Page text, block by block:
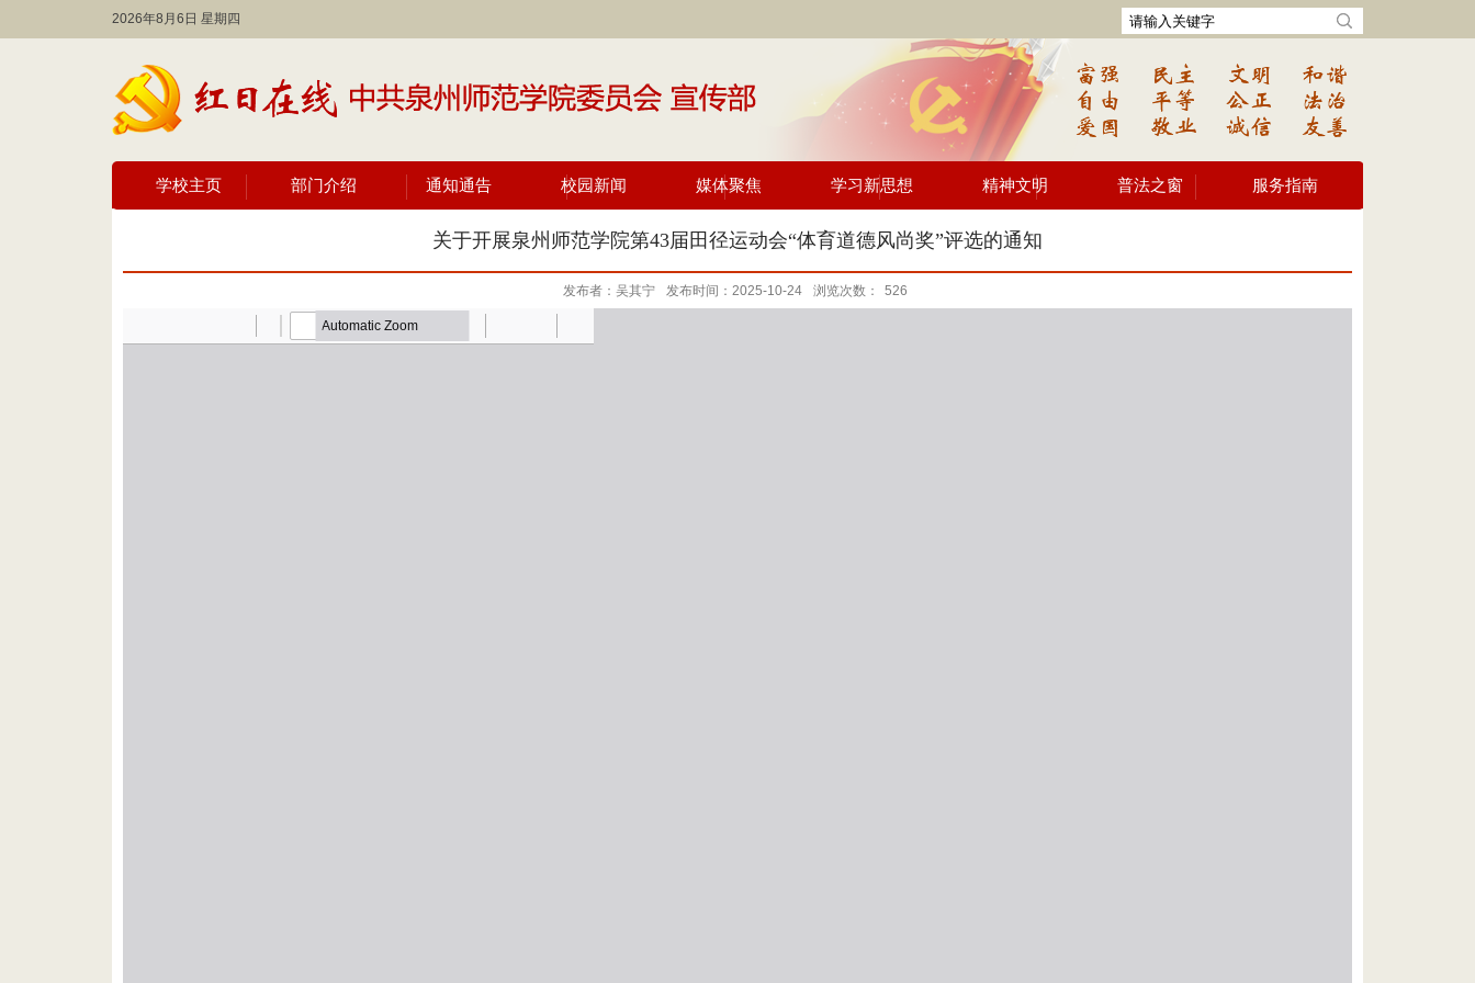
2026年8月6日 星期四
学校主页 部门介绍 通知通告 校园新闻 媒体聚焦 学习新思想 精神文明 普法之窗 服务指南
关于开展泉州师范学院第43届田径运动会“体育道德风尚奖”评选的通知
发布者：吴其宁 发布时间：2025-10-24 浏览次数： 526